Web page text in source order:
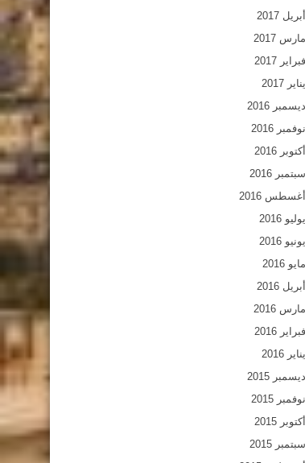
أبريل 2017
مارس 2017
فبراير 2017
يناير 2017
ديسمبر 2016
نوفمبر 2016
أكتوبر 2016
سبتمبر 2016
أغسطس 2016
يوليو 2016
يونيو 2016
مايو 2016
أبريل 2016
مارس 2016
فبراير 2016
يناير 2016
ديسمبر 2015
نوفمبر 2015
أكتوبر 2015
سبتمبر 2015